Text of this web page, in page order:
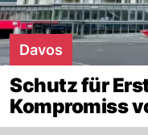
Davos
Schutz für
Kompromiss